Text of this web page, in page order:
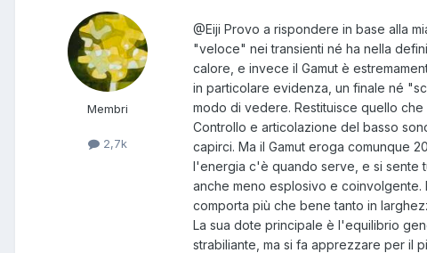
Membri
2,7k
@Eiji Provo a rispondere in base alla
"veloce" nei transienti né ha nella
calore, e invece il Gamut è
in particolare evidenza, un finale né
modo di vedere. Restituisce quello
Controllo e articolazione del basso
capirci. Ma il Gamut eroga comunque
l'energia c'è quando serve, e si sente
anche meno esplosivo e
comporta più che bene tanto in
La sua dote principale è l'equilibrio
strabiliante, ma si fa apprezzare per il